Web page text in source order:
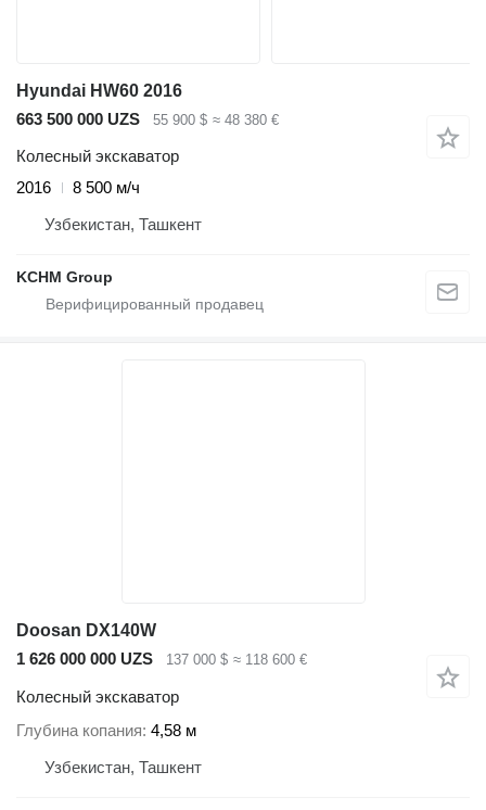
Hyundai HW60 2016
663 500 000 UZS
55 900 $ ≈ 48 380 €
Колесный экскаватор
2016
8 500 м/ч
Узбекистан, Ташкент
KCHM Group
Doosan DX140W
1 626 000 000 UZS
137 000 $ ≈ 118 600 €
Колесный экскаватор
Глубина копания 4,58 м
Узбекистан, Ташкент